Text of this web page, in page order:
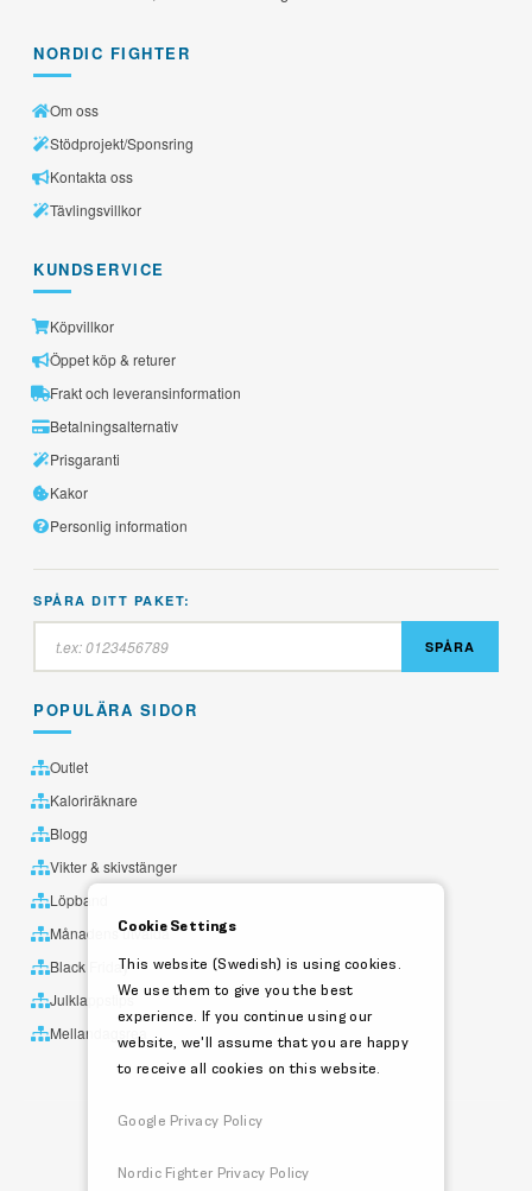
NORDIC FIGHTER
Om oss
Stödprojekt/Sponsring
Kontakta oss
Tävlingsvillkor
KUNDSERVICE
Köpvillkor
Öppet köp & returer
Frakt och leveransinformation
Betalningsalternativ
Prisgaranti
Kakor
Personlig information
SPÅRA DITT PAKET:
SPÅRA
POPULÄRA SIDOR
Outlet
Kaloriräknare
Blogg
Vikter & skivstänger
Löpband
Månadens utvalda
Black Friday
Julklappstips
Mellandagsrea
Cookie Settings
This website (Swedish) is using cookies.
We use them to give you the best
experience. If you continue using our
website, we'll assume that you are happy
to receive all cookies on this website.
Google Privacy Policy
Nordic Fighter Privacy Policy